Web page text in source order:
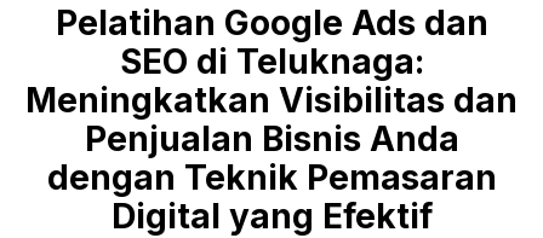
Teknik Pemasaran Digital yang Efektif
Pelatihan Google Ads dan
SEO di Teluknaga:
Meningkatkan Visibilitas dan
Penjualan Bisnis Anda
dengan Teknik Pemasaran
Digital yang Efektif